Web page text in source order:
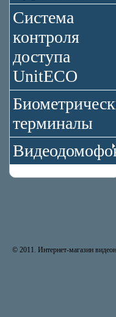
Система
контроля
доступа
UnitECO
терминалы
© 2011. Интернет-магазин